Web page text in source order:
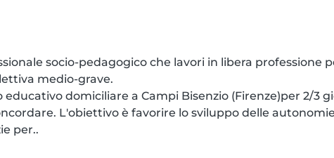
socio-pedagogico che lavori in libera professione
medio-grave.
domiciliare a Campi Bisenzio (Firenze)per 2/3
L'obiettivo è favorire lo sviluppo delle autonomie
per..